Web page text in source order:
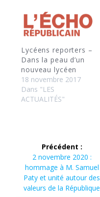
Lycéens reporters –
Dans la peau d’un
nouveau lycéen
18 novembre 2017
Dans "LES
ACTUALITÉS"
Navigation
de
l’article
Précédent :
Article
précédent :
2 novembre 2020 :
hommage à M. Samuel
Paty et unité autour des
valeurs de la République